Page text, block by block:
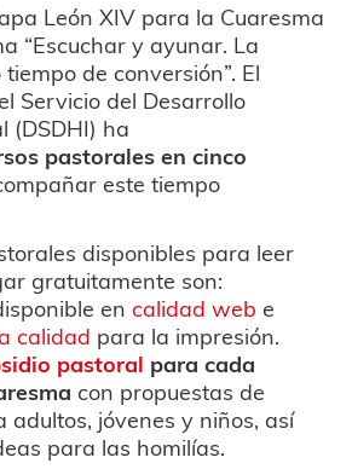
León XIV para la Cuaresma
“Escuchar y ayunar. La
de conversión”. El
Servicio del Desarrollo
(DSDHI) ha
pastorales en cinco
este tiempo
disponibles para leer
gratuitamente son:
encalidad web e
calidad para la impresión.
pastoral para cada
con propuestas de
adultos, jóvenes y niños, así
para las homilías.